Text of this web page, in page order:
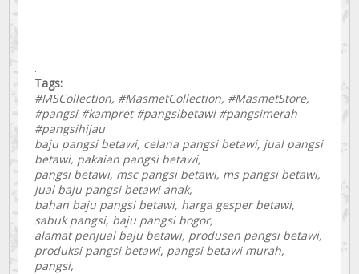
.
Tags:
#MSCollection, #MasmetCollection, #MasmetStore,
#pangsi #kampret #pangsibetawi #pangsimerah
#pangsihijau
baju pangsi betawi, celana pangsi betawi, jual pangsi
betawi, pakaian pangsi betawi,
pangsi betawi, msc pangsi betawi, ms pangsi betawi,
jual baju pangsi betawi anak,
bahan baju pangsi betawi, harga gesper betawi,
sabuk pangsi, baju pangsi bogor,
alamat penjual baju betawi, produsen pangsi betawi,
produksi pangsi betawi, pangsi betawi murah,
pangsi,